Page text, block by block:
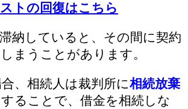
トの回復はこちら
納していると、その間に契約
まうことがあります。
、相続人は裁判所に相続放棄
ることで、借金を相続しな